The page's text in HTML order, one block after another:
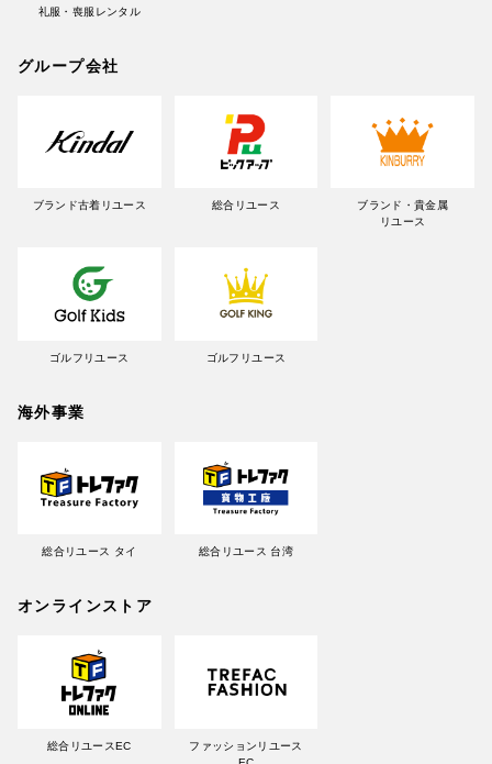
礼服・喪服レンタル
グループ会社
ブランド古着リユース 総合リユース
ブランド・貴金属
リユース
ゴルフリユース ゴルフリユース
海外事業
総合リユース タイ 総合リユース 台湾
オンラインストア
総合リユースEC
ファッションリユース